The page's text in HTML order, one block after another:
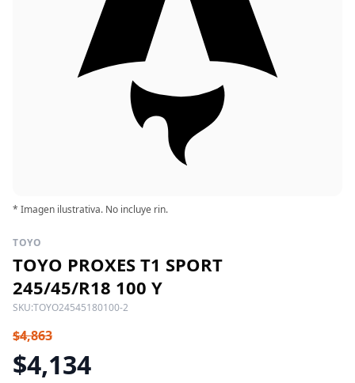
* Imagen ilustrativa. No incluye rin.
TOYO
TOYO PROXES T1 SPORT
245/45/R18 100 Y
SKU:TOYO24545180100-2
$4,863
$4,134